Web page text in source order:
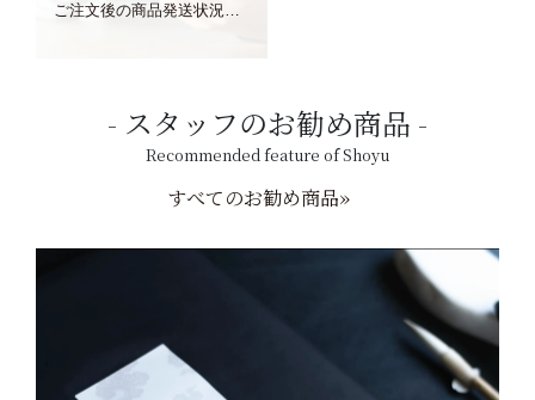
ご注文後の商品発送状況については、こちらからご確認くださいませ。
スタッフのお勧め商品
Recommended feature of Shoyu
すべてのお勧め商品»